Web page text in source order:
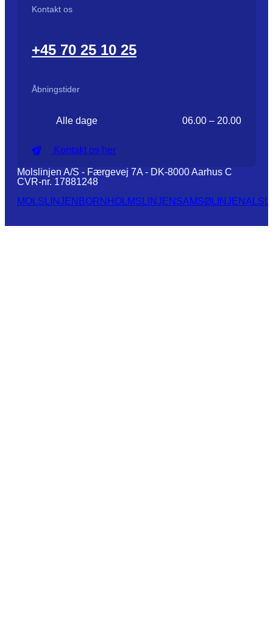
Kontakt os
+45 70 25 10 25
Åbningstider
Alle dage 06.00 – 20.00
Kontakt os her
Molslinjen A/S - Færgevej 7A - DK-8000 Aarhus C
CVR-nr. 17881248
MOLSLINJEN BORNHOLMSLINJEN SAMSØLINJEN